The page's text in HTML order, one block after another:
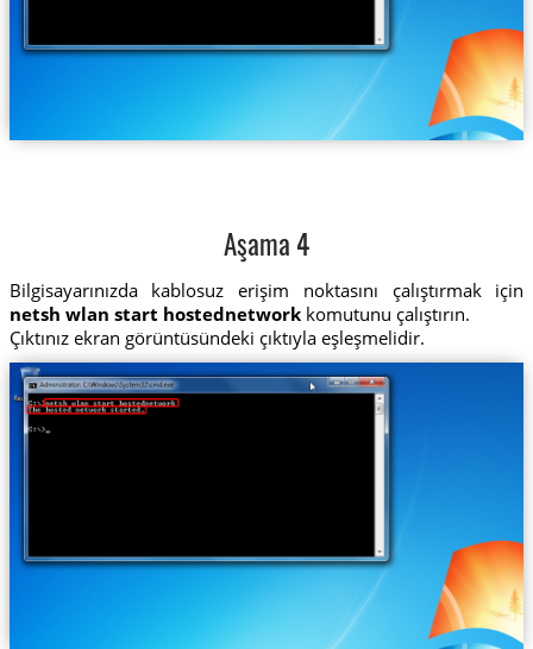
Aşama 4
Bilgisayarınızda kablosuz erişim noktasını çalıştırmak için
netsh wlan start hostednetworkkomutunu çalıştırın.
Çıktınız ekran görüntüsündeki çıktıyla eşleşmelidir.